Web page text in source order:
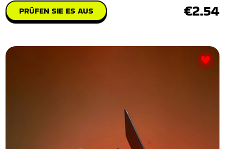
PRÜFEN SIE ES AUS €2.54